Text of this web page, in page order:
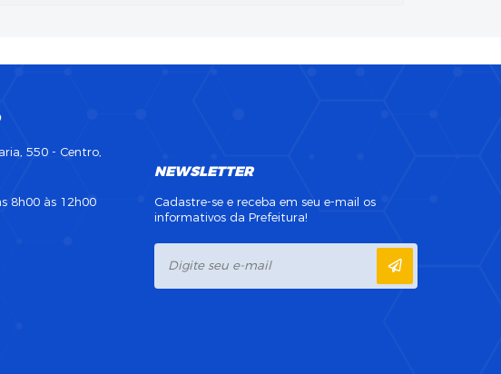
550 - Centro,
8h00 às 12h00
NEWSLETTER
Cadastre-se e receba em seu e-mail os
informativos da Prefeitura!